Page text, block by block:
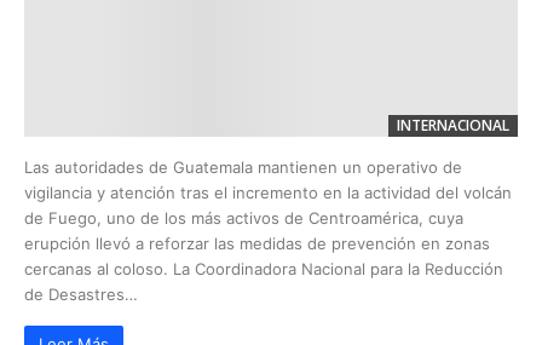
INTERNACIONAL
Las autoridades de Guatemala mantienen un operativo de
vigilancia y atención tras el incremento en la actividad del volcán
de Fuego, uno de los más activos de Centroamérica, cuya
erupción llevó a reforzar las medidas de prevención en zonas
cercanas al coloso. La Coordinadora Nacional para la Reducción
de Desastres…